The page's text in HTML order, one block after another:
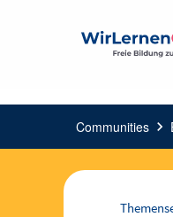
Communities chevron_right